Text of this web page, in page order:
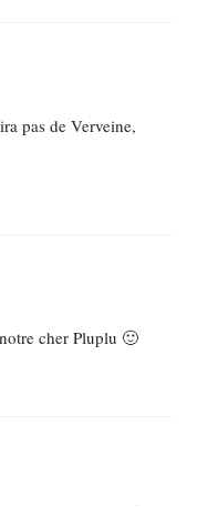
pas de Verveine,
cher Pluplu 🙂